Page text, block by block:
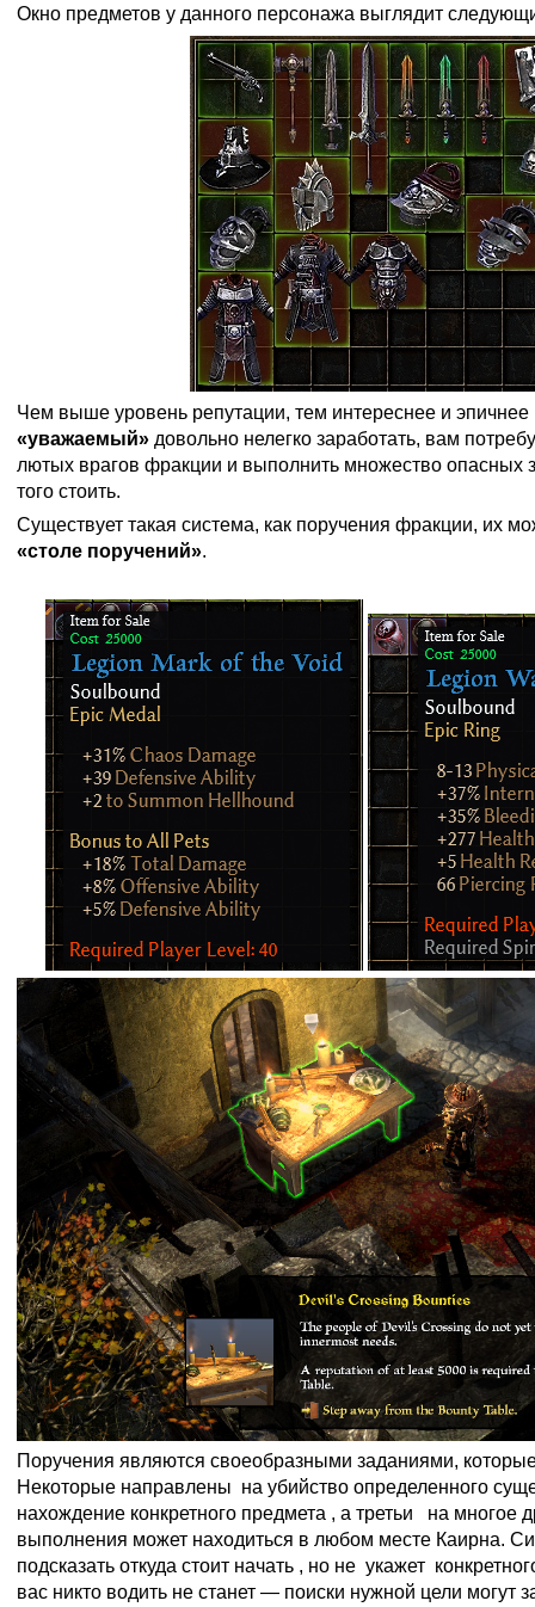
Окно предметов у данного персонажа выглядит
Чем выше уровень репутации, тем интереснее и эпичнее
«уважаемый» довольно нелегко заработать, вам
лютых врагов фракции и выполнить множество опасных
того стоить.
Существует такая система, как поручения фракции, их
«столе поручений».
Поручения являются своеобразными заданиями,
Некоторые направлены на убийство определенного
нахождение конкретного предмета , а третьи на многое
выполнения может находиться в любом месте Каирна.
подсказать откуда стоит начать , но не укажет
вас никто водить не станет — поиски нужной цели могут